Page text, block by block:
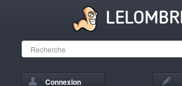
Connexion